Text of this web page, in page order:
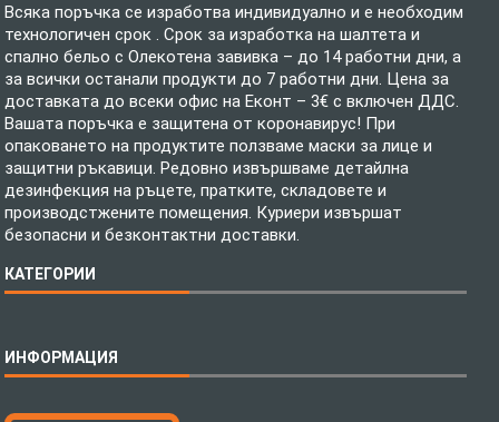
Всяка поръчка се изработва индивидуално и е необходим
технологичен срок . Срок за изработка на шалтета и
спално бельо с Олекотена завивка – до 14 работни дни, а
за всички останали продукти до 7 работни дни. Цена за
доставката до всеки офис на Еконт – 3€ с включен ДДС.
Вашата поръчка е защитена от коронавирус! При
опаковането на продуктите ползваме маски за лице и
защитни ръкавици. Редовно извършваме детайлна
дезинфекция на ръцете, пратките, складовете и
производстжените помещения. Куриери извършат
безопасни и безконтактни доставки.
КАТЕГОРИИ
Бебешки спални комплекти
ИНФОРМАЦИЯ